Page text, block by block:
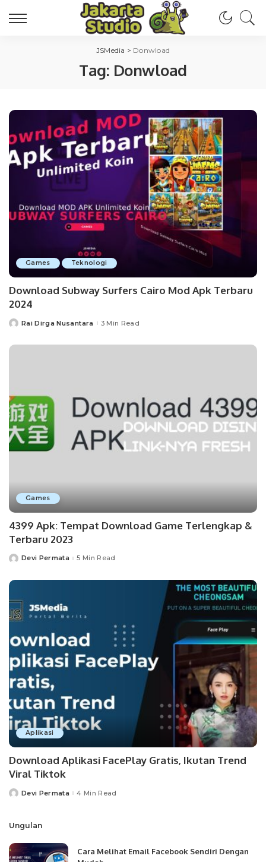
JSMedia > Donwload
Tag: Donwload
Games Teknologi
Download Subway Surfers Cairo Mod Apk Terbaru
2024
PostedRai Dirga Nusantara 3 Min Read
Games
4399 Apk: Tempat Download Game Terlengkap &
Terbaru 2023
PostedDevi Permata 5 Min Read
Aplikasi
Download Aplikasi FacePlay Gratis, Ikutan Trend
Viral Tiktok
PostedDevi Permata 4 Min Read
Ungulan
Cara Melihat Email Facebook Sendiri Dengan